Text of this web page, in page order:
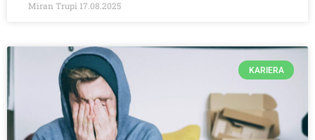
Miran Trupi 17.08.2025
KARIERA